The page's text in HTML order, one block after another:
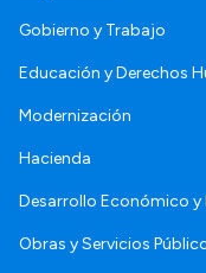
Gobierno y Trabajo
Educación y Derechos
Modernización
Hacienda
Desarrollo Económico
Obras y Servicios